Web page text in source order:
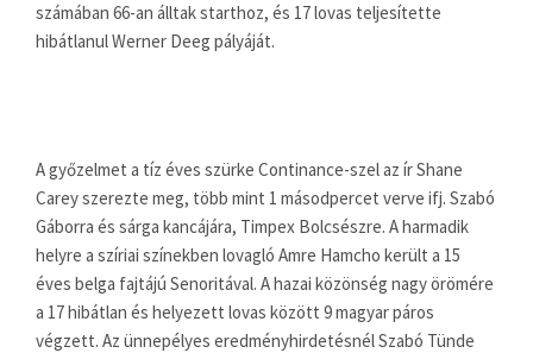
számában 66-an álltak starthoz, és 17 lovas teljesítette
hibátlanul Werner Deeg pályáját.
A győzelmet a tíz éves szürke Continance-szel az ír Shane
Carey szerezte meg, több mint 1 másodpercet verve ifj. Szabó
Gáborra és sárga kancájára, Timpex Bolcsészre. A harmadik
helyre a szíriai színekben lovagló Amre Hamcho került a 15
éves belga fajtájú Senoritával. A hazai közönség nagy örömére
a 17 hibátlan és helyezett lovas között 9 magyar páros
végzett. Az ünnepélyes eredményhirdetésnél Szabó Tünde